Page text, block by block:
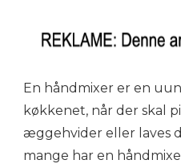
En håndmixer er en
køkkenet, når der skal
æggehvider eller laves
mange har en